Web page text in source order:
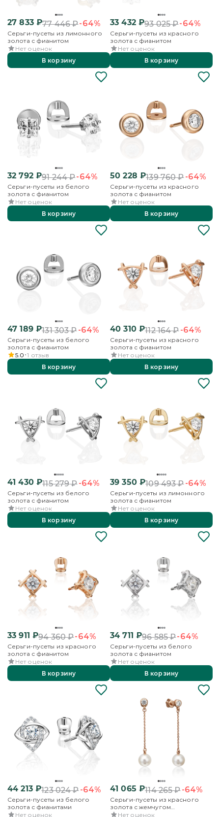
27 833₽77 446₽-64%
Серьги-пусеты из лимонного
золота с фианитом
Нет оценок
В корзину
33 432₽93 025₽-64%
Серьги-пусеты из красного
золота с фианитом
Нет оценок
В корзину
32 792₽91 244₽-64%
Серьги-пусеты из белого
золота с фианитом
Нет оценок
В корзину
50 228 ₽139 760₽-64%
Серьги-пусеты из красного
золота с фианитом
Нет оценок
В корзину
47 189₽131 303₽-64%
Серьги-пусеты из белого
золота с фианитом
5.0 1 отзыв
В корзину
40 310₽112 164₽-64%
Серьги-пусеты из красного
золота с фианитом
Нет оценок
В корзину
41 430₽115 279₽-64%
Серьги-пусеты из белого
золота с фианитом
Нет оценок
В корзину
39 350₽109 493₽-64%
Серьги-пусеты из лимонного
золота с фианитом
Нет оценок
В корзину
33 911 ₽94 360₽-64%
Серьги-пусеты из красного
золота с фианитом
Нет оценок
В корзину
34 711 ₽96 585₽-64%
Серьги-пусеты из белого
золота с фианитом
Нет оценок
В корзину
44 213₽123 024₽-64%
Серьги-пусеты из белого
золота с фианитами
Нет оценок
41 065 ₽114 265₽-64%
Серьги-пусеты из красного
золота с жемчугом
культивированным и фианитом
Нет оценок